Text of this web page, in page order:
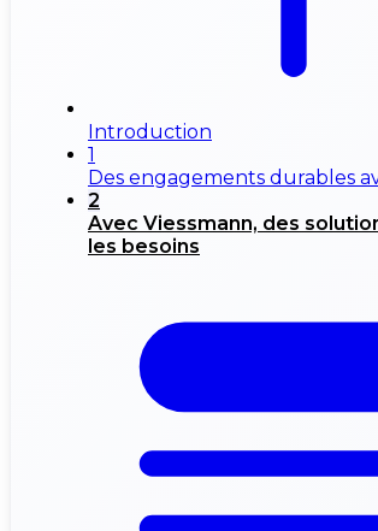
Introduction
1
Des engagements durables
2
Avec Viessmann, des
les besoins